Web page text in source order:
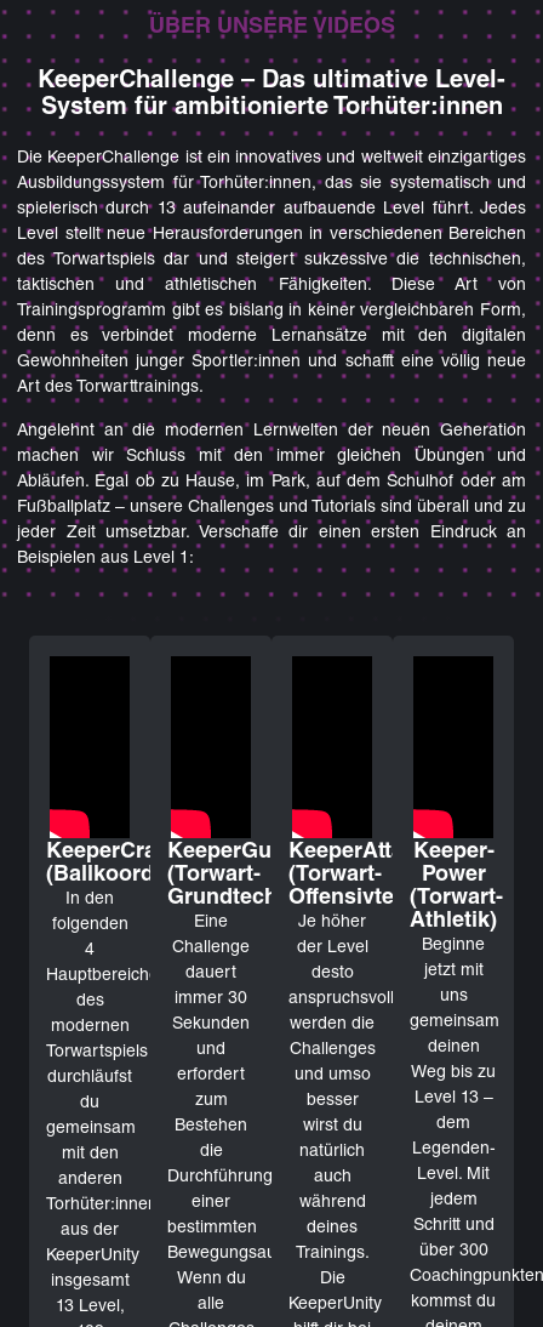
ÜBER UNSERE VIDEOS
KeeperChallenge – Das ultimative Level-
System für ambitionierte Torhüter:innen
Die KeeperChallenge ist ein innovatives und weltweit einzigartiges
Ausbildungssystem für Torhüter:innen, das sie systematisch und
spielerisch durch 13 aufeinander aufbauende Level führt. Jedes
Level stellt neue Herausforderungen in verschiedenen Bereichen
des Torwartspiels dar und steigert sukzessive die technischen,
taktischen und athletischen Fähigkeiten. Diese Art von
Trainingsprogramm gibt es bislang in keiner vergleichbaren Form,
denn es verbindet moderne Lernansätze mit den digitalen
Gewohnheiten junger Sportler:innen und schafft eine völlig neue
Art des Torwarttrainings.
Angelehnt an die modernen Lernwelten der neuen Generation
machen wir Schluss mit den immer gleichen Übungen und
Abläufen. Egal ob zu Hause, im Park, auf dem Schulhof oder am
Fußballplatz – unsere Challenges und Tutorials sind überall und zu
jeder Zeit umsetzbar. Verschaffe dir einen ersten Eindruck an
Beispielen aus Level 1:
KeeperCraft
(Ballkoordination)
In den
folgenden
4
Hauptbereichen
des
modernen
Torwartspiels
durchläufst
du
gemeinsam
mit den
anderen
Torhüter:innen
aus der
KeeperUnity
insgesamt
13 Level,
KeeperGuard
(Torwart-
Grundtechniken)
Eine
Challenge
dauert
immer 30
Sekunden
und
erfordert
zum
Bestehen
die
Durchführung
einer
bestimmten
Bewegungsaufgabe.
Wenn du
alle
KeeperAttack
(Torwart-
Offensivtechniken)
Je höher
der Level
desto
anspruchsvoller
werden die
Challenges
und umso
besser
wirst du
natürlich
auch
während
deines
Trainings.
Die
KeeperUnity
Keeper-
Power
(Torwart-
Athletik)
Beginne
jetzt mit
uns
gemeinsam
deinen
Weg bis zu
Level 13 –
dem
Legenden-
Level. Mit
jedem
Schritt und
über 300
Coachingpunkten
kommst du